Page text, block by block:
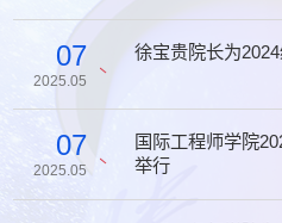
07
2025.05
徐宝贵院长为
07
2025.05
国际工程师学院
举行